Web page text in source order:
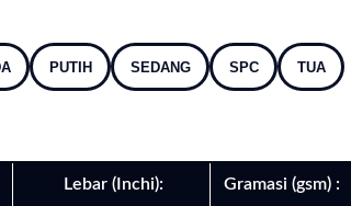
PUTIH SEDANG SPC TUA
Lebar (Inchi): Gramasi (gsm) :